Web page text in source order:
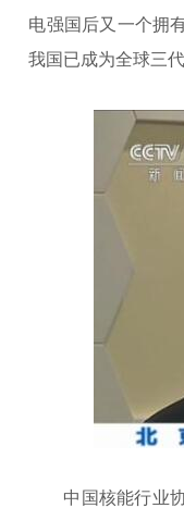
电强国后又一个拥
我国已成为全球三
中国核能行业